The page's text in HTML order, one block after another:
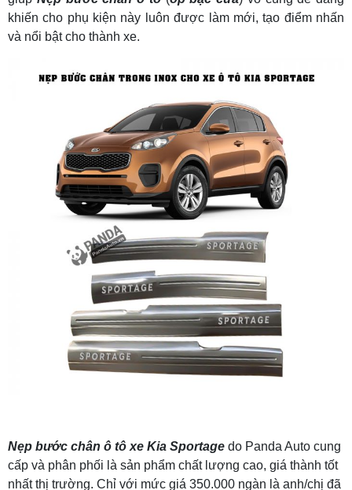
khiến cho phụ kiện này luôn được làm mới, tạo điểm nhấn
và nổi bật cho thành xe.
Nẹp bước chân ô tô xe Kia Sportage do Panda Auto cung
cấp và phân phối là sản phẩm chất lượng cao, giá thành tốt
nhất thị trường. Chỉ với mức giá 350.000 ngàn là anh/chị đã